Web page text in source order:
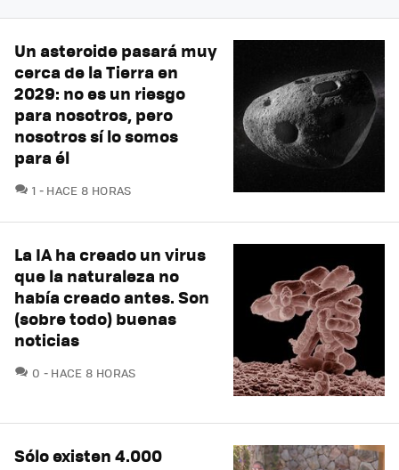
Un asteroide pasará muy
cerca de la Tierra en
2029: no es un riesgo
para nosotros, pero
nosotros sí lo somos
para él
1 COMENTARIOS
HACE 8 HORAS
La IA ha creado un virus
que la naturaleza no
había creado antes. Son
(sobre todo) buenas
noticias
0 COMENTARIOS
HACE 8 HORAS
Sólo existen 4.000